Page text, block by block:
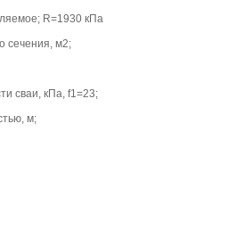
R=1930 кПа
сечения, м2;
сваи, кПа, f1=23;
м;